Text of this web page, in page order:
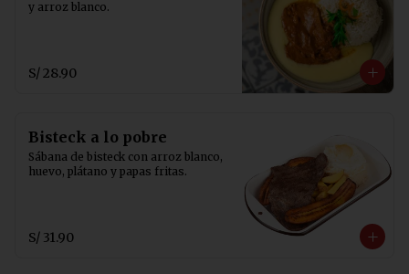
y arroz blanco.
S/ 28.90
Bisteck a lo pobre
Sábana de bisteck con arroz blanco,
huevo, plátano y papas fritas.
S/ 31.90